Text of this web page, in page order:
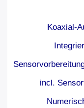
Koaxial-
incl.